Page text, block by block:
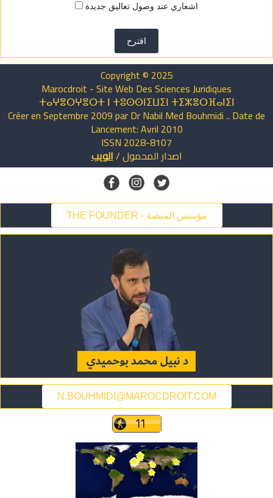
اشعاري عند وصول تعاليق جديدة
اقترح
Copyright © 2025
Marocdroit - Site Web Des Sciences Juridiques
ⵜⴰⵖⴻⵔⵖⴻⵔⵜ ⵏ ⵜⵓⵙⵙⵏⵉⵡⵉⵏ ⵜⵉⵣⴻⵔⴼⴰⵏⵉⵏ
Créer en Septembre 2009 par Dr Nabil Med Bouhmidi .. Date de
Lancement: Avril 2010
ISSN 2028-8107
اصدارالمحمول/الويب
THE FOUNDER - مؤسس المنصة
N.BOUHMIDI@MAROCDROIT.COM